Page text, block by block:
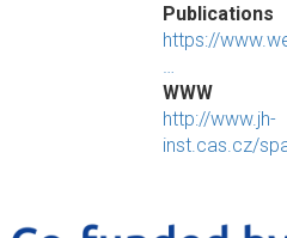
Publications
https://
…
WWW
http://www.jh-
inst.cas.cz/